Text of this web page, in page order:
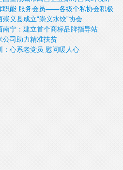
查报告》摘要
职能 服务会员——各级个私协会积极
新春走访慰问活动
崇义县成立“崇义水饺”协会
南宁：建立首个商标品牌指导站
公司助力精准扶贫
：心系老党员 慰问暖人心